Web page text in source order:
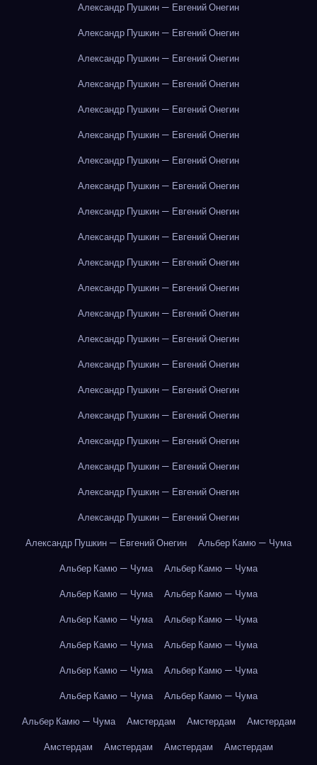
Александр Пушкин — Евгений Онегин
Александр Пушкин — Евгений Онегин
Александр Пушкин — Евгений Онегин
Александр Пушкин — Евгений Онегин
Александр Пушкин — Евгений Онегин
Александр Пушкин — Евгений Онегин
Александр Пушкин — Евгений Онегин
Александр Пушкин — Евгений Онегин
Александр Пушкин — Евгений Онегин
Александр Пушкин — Евгений Онегин
Александр Пушкин — Евгений Онегин
Александр Пушкин — Евгений Онегин
Александр Пушкин — Евгений Онегин
Александр Пушкин — Евгений Онегин
Александр Пушкин — Евгений Онегин
Александр Пушкин — Евгений Онегин
Александр Пушкин — Евгений Онегин
Александр Пушкин — Евгений Онегин
Александр Пушкин — Евгений Онегин
Александр Пушкин — Евгений Онегин
Александр Пушкин — Евгений Онегин
Александр Пушкин — Евгений Онегин
Альбер Камю — Чума
Альбер Камю — Чума
Альбер Камю — Чума
Альбер Камю — Чума
Альбер Камю — Чума
Альбер Камю — Чума
Альбер Камю — Чума
Альбер Камю — Чума
Альбер Камю — Чума
Альбер Камю — Чума
Альбер Камю — Чума
Альбер Камю — Чума
Альбер Камю — Чума
Альбер Камю — Чума
Амстердам Амстердам
Амстердам
Амстердам
Амстердам Амстердам
Амстердам